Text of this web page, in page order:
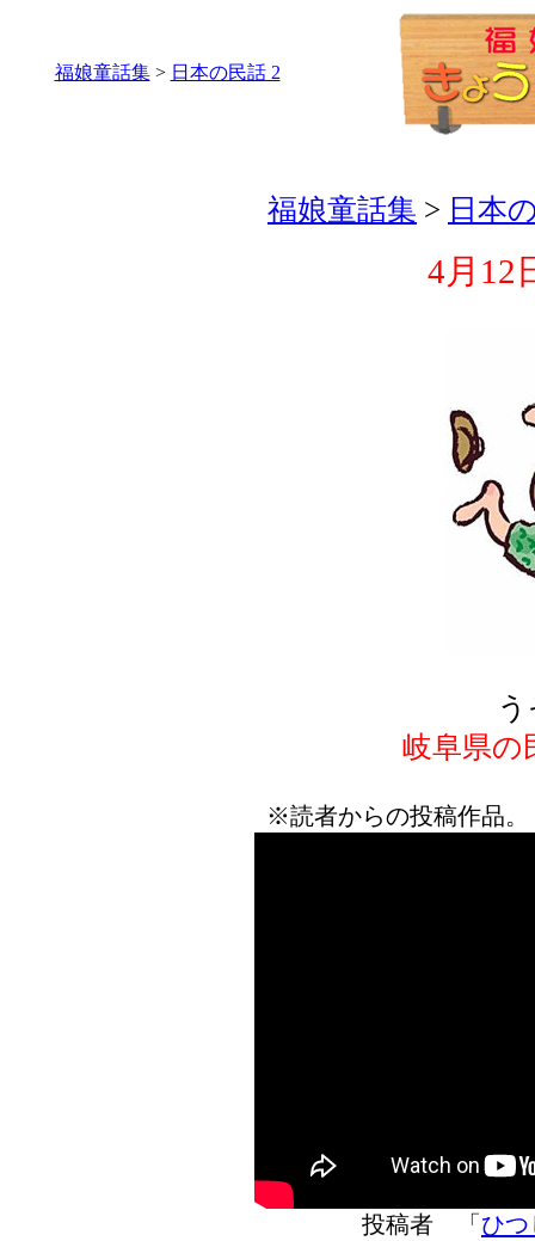
福娘童話集> 日本の民話 2
福娘童話集 > 日本
4月12
岐阜県の
※読者からの投稿作品
投稿者 「 ひ